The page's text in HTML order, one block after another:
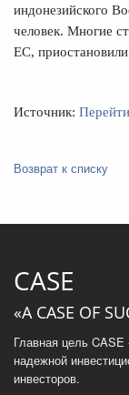
индонезийского
человек. Многие
ЕС,
Источник: Перейти
Возврат к списку
CASE
«A CASE OF
Главная цель
надежной
инвесторов.